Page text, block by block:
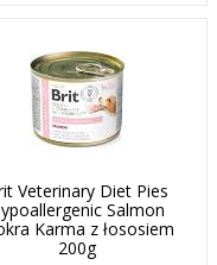
Veterinary Diet Pies
Salmon
Karma z łososiem
200g